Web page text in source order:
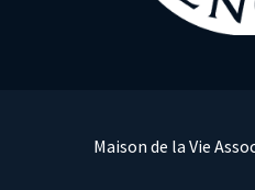
Maison de la Vie